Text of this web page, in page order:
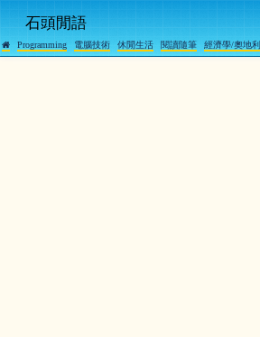
石頭閒語
 Programming 電腦技術 休閒生活 閱讀隨筆 經濟學/奧地